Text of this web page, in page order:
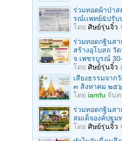
ร่วมทอดผ้าป่า
รณ์เเพทย์&ปรับ
โดย ศิษย์รุ่นจิ๋ว
ร่วมทอดกฐินส
สร้างอุโบสถ วั
จ.เพชรบูรณ์
โดย ศิษย์รุ่นจิ๋ว
เสียงธรรมจา
๓ สิงหาคม ๒๕
โดย iamfu จันท
ร่วมทอดกฐินสา
สมเด็จองค์ปฐม
โดย ศิษย์รุ่นจิ๋ว